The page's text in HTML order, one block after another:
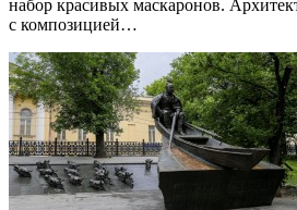
набор красивых маскаронов.
с композицией…